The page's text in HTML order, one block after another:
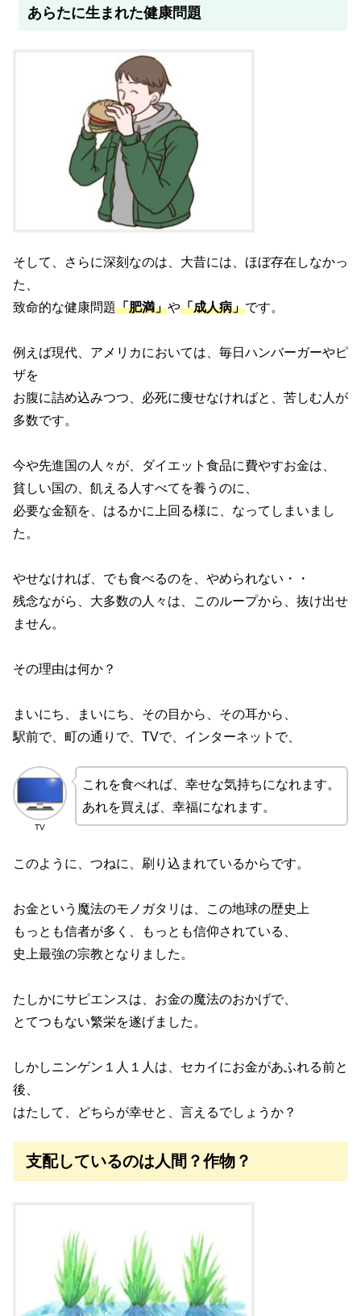
あらたに生まれた健康問題
そして、さらに深刻なのは、大昔には、ほぼ存在しなかっ
た、
致命的な健康問題「肥満」や「成人病」です。
例えば現代、アメリカにおいては、毎日ハンバーガーやピ
ザを
お腹に詰め込みつつ、必死に痩せなければと、苦しむ人が
多数です。
今や先進国の人々が、ダイエット食品に費やすお金は、
貧しい国の、飢える人すべてを養うのに、
必要な金額を、はるかに上回る様に、なってしまいまし
た。
やせなければ、でも食べるのを、やめられない・・
残念ながら、大多数の人々は、このループから、抜け出せ
ません。
その理由は何か？
まいにち、まいにち、その目から、その耳から、
駅前で、町の通りで、TVで、インターネットで、
TV
これを食べれば、幸せな気持ちになれます。
あれを買えば、幸福になれます。
このように、つねに、刷り込まれているからです。
お金という魔法のモノガタリは、この地球の歴史上
もっとも信者が多く、もっとも信仰されている、
史上最強の宗教となりました。
たしかにサピエンスは、お金の魔法のおかげで、
とてつもない繁栄を遂げました。
しかしニンゲン１人１人は、セカイにお金があふれる前と
後、
はたして、どちらが幸せと、言えるでしょうか？
支配しているのは人間？作物？